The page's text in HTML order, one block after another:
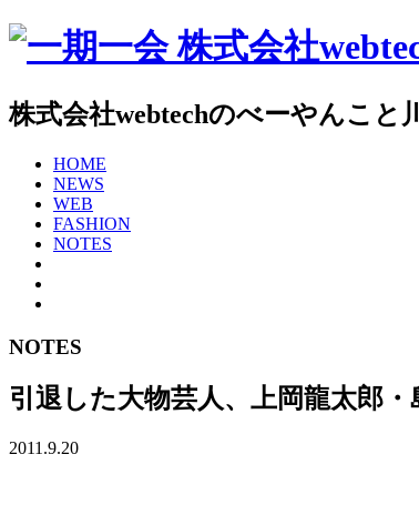
株式会社webtechのべーやんこ
HOME
NEWS
WEB
FASHION
NOTES
NOTES
引退した大物芸人、上岡龍太郎
2011.9.20